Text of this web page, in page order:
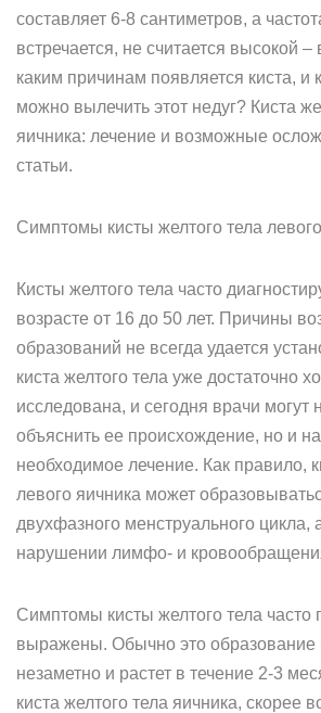
составляет 6-8 сантиметров, а
встречается, не считается высокой
каким причинам появляется киста, и
можно вылечить этот недуг? Киста
яичника: лечение и возможные
статьи.
Симптомы кисты желтого тела
Кисты желтого тела часто
возрасте от 16 до 50 лет. Причины
образований не всегда удается
киста желтого тела уже достаточно
исследована, и сегодня врачи могут
объяснить ее происхождение, но и
необходимое лечение. Как правило,
левого яичника может
двухфазного менструального цикла,
нарушении лимфо- и
Симптомы кисты желтого тела часто
выражены. Обычно это образование
незаметно и растет в течение 2-3
киста желтого тела яичника, скорее